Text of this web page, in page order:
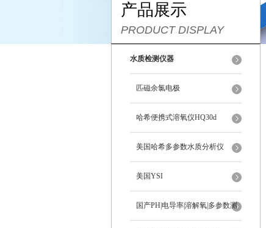
产品展示
PRODUCT DISPLAY
水质检测仪器
匹磁余氯电极
哈希便携式溶氧仪HQ30d
美国哈希多参数水质分析仪
美国YSI
国产PH|电导率|溶解氧|多参数测